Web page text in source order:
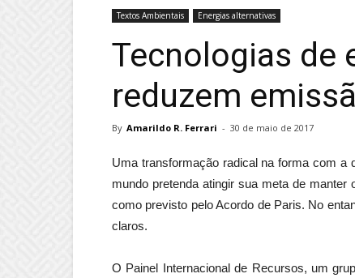
Textos Ambientais Energias alternativas
Tecnologias de
reduzem
By Amarildo R. Ferrari - 30 de maio de 2017
Uma transformação radical na forma com a
mundo pretenda atingir sua meta de
como previsto pelo Acordo de Paris. No
claros.
O Painel Internacional de Recursos, um